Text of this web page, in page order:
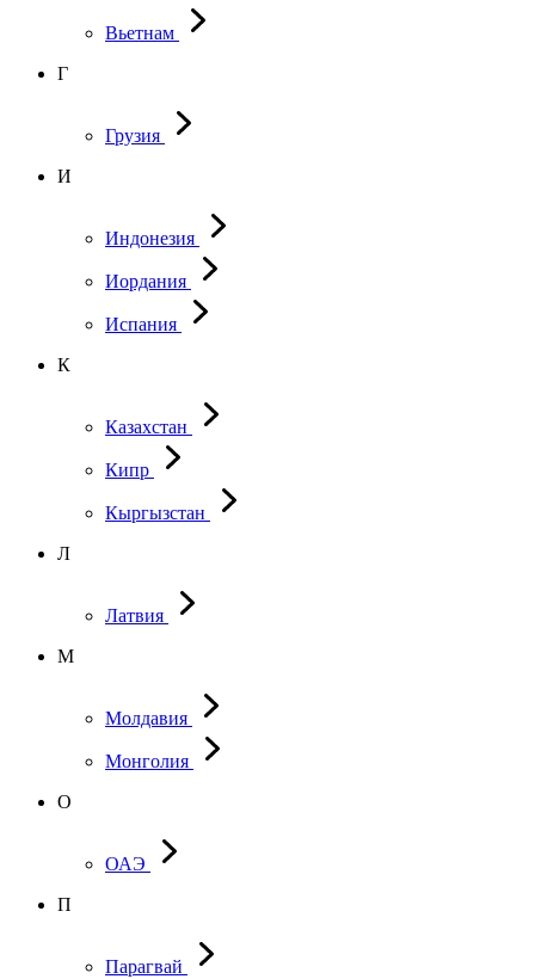
Вьетнам
Г
Грузия
И
Индонезия
Иордания
Испания
К
Казахстан
Кипр
Кыргызстан
Л
Латвия
М
Молдавия
Монголия
О
ОАЭ
П
Парагвай